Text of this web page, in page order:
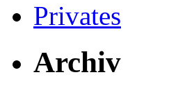
Privates
Archiv